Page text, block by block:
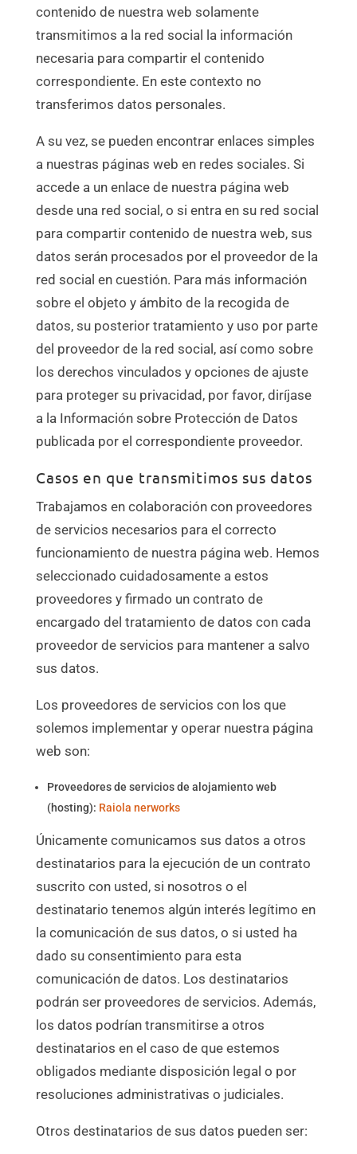
contenido de nuestra web solamente
transmitimos a la red social la información
necesaria para compartir el contenido
correspondiente. En este contexto no
transferimos datos personales.
A su vez, se pueden encontrar enlaces simples
a nuestras páginas web en redes sociales. Si
accede a un enlace de nuestra página web
desde una red social, o si entra en su red social
para compartir contenido de nuestra web, sus
datos serán procesados por el proveedor de la
red social en cuestión. Para más información
sobre el objeto y ámbito de la recogida de
datos, su posterior tratamiento y uso por parte
del proveedor de la red social, así como sobre
los derechos vinculados y opciones de ajuste
para proteger su privacidad, por favor, diríjase
a la Información sobre Protección de Datos
publicada por el correspondiente proveedor.
Casos en que transmitimos sus datos
Trabajamos en colaboración con proveedores
de servicios necesarios para el correcto
funcionamiento de nuestra página web. Hemos
seleccionado cuidadosamente a estos
proveedores y firmado un contrato de
encargado del tratamiento de datos con cada
proveedor de servicios para mantener a salvo
sus datos.
Los proveedores de servicios con los que
solemos implementar y operar nuestra página
web son:
Proveedores de servicios de alojamiento web
(hosting): Raiola nerworks
Únicamente comunicamos sus datos a otros
destinatarios para la ejecución de un contrato
suscrito con usted, si nosotros o el
destinatario tenemos algún interés legítimo en
la comunicación de sus datos, o si usted ha
dado su consentimiento para esta
comunicación de datos. Los destinatarios
podrán ser proveedores de servicios. Además,
los datos podrían transmitirse a otros
destinatarios en el caso de que estemos
obligados mediante disposición legal o por
resoluciones administrativas o judiciales.
Otros destinatarios de sus datos pueden ser: